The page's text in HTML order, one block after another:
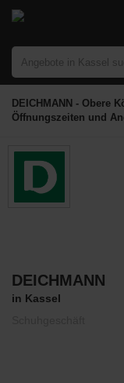
DEICHMANN - Obere
Öffnungszeiten und
DEICHMANN
in Kassel